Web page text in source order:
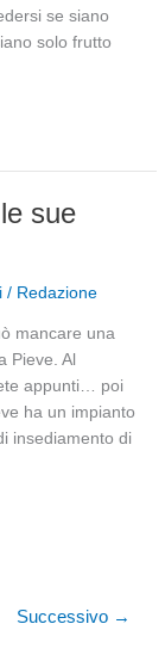
se siano
solo frutto
sue
/ Redazione
mancare una
Pieve. Al
appunti… poi
ha un impianto
insediamento di
Successivo →